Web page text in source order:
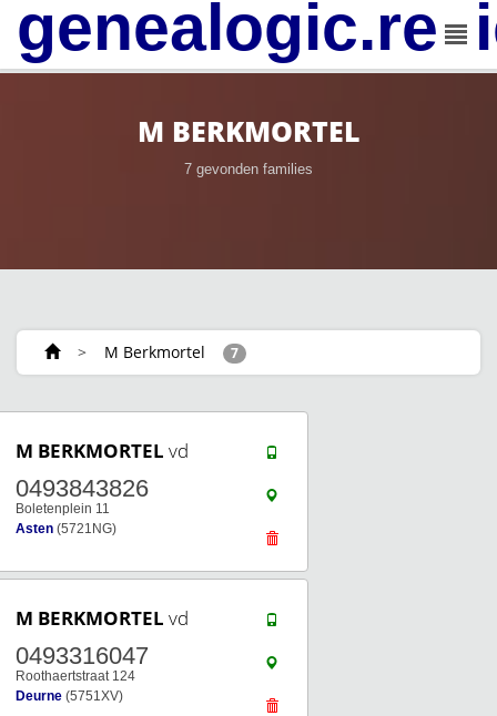
M BERKMORTEL
7 gevonden families
> M Berkmortel 7
M BERKMORTEL vd
0493843826
Boletenplein 11
Asten (5721NG)
M BERKMORTEL vd
0493316047
Roothaertstraat 124
Deurne (5751XV)